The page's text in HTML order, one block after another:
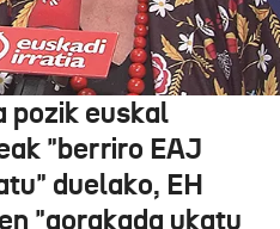
pozik euskal
"berriro EAJ
duelako, EH
"gorakada ukatu